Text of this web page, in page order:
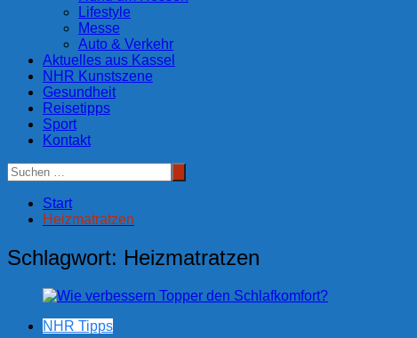
Lifestyle
Messe
Auto & Verkehr
Aktuelles aus Kassel
NHR Kunstszene
Gesundheit
Reisetipps
Sport
Kontakt
Start
Heizmatratzen
Schlagwort: Heizmatratzen
NHR Tipps